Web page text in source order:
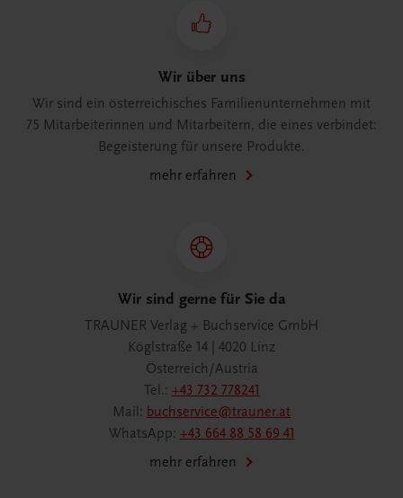
Wir über uns
Wir sind ein österreichisches Familienunternehmen mit
75 Mitarbeiterinnen und Mitarbeitern, die eines verbindet:
Begeisterung für unsere Produkte.
mehr erfahren
Wir sind gerne für Sie da
TRAUNER Verlag + Buchservice GmbH
Köglstraße 14 | 4020 Linz
Österreich/Austria
Tel.: +43 732 778241
Mail: buchservice@trauner.at
WhatsApp: +43 664 88 58 69 41
mehr erfahren